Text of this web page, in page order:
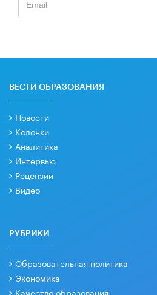
ВЕСТИ ОБРАЗОВАНИЯ
Новости
Колонки
Аналитика
Интервью
Рецензии
Видео
РУБРИКИ
Образовательная политика
Экономика
Качество образования